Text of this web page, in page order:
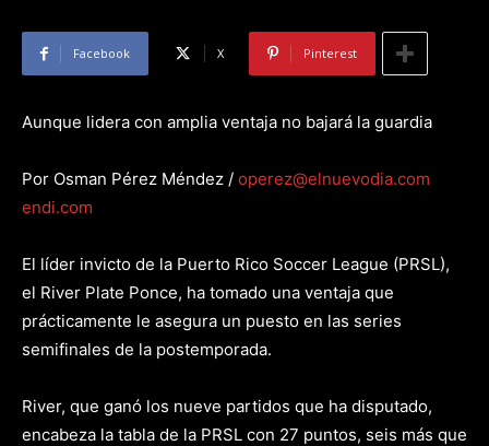
Facebook X Pinterest
Aunque lidera con amplia ventaja no bajará la guardia
Por Osman Pérez Méndez / operez@elnuevodia.com
endi.com
El líder invicto de la Puerto Rico Soccer League (PRSL),
el River Plate Ponce, ha tomado una ventaja que
prácticamente le asegura un puesto en las series
semifinales de la postemporada.
River, que ganó los nueve partidos que ha disputado,
encabeza la tabla de la PRSL con 27 puntos, seis más que